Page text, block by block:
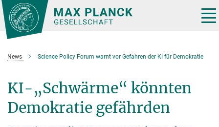
Hauptinhalt
News Science Policy Forum warnt vor Gefahren der KI für Demokratie
KI-„Schwärme“ könnten
Demokratie gefährden